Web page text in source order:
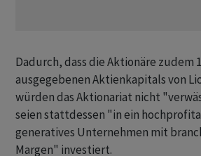
Dadurch, dass die Aktionäre zudem
ausgegebenen Aktienkapitals von
würden das Aktionariat nicht
seien stattdessen "in ein
generatives Unternehmen mit
Margen" investiert.